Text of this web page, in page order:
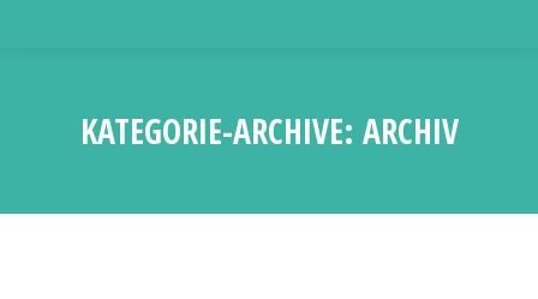
KATEGORIE-ARCHIVE: ARCHIV